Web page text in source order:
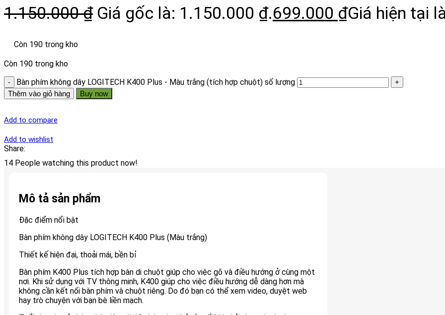
1.150.000₫ Giá gốc là: 1.150.000 ₫.699.000 ₫Giá hiện tại
Còn 190 trong kho
Còn 190 trong kho
Bàn phím không dây LOGITECH K400 Plus - Màu trắng (tích hợp chuột) số lượng
Thêm vào giỏ hàng Buy now
Add to compare
Add to wishlist
Share:
14 People watching this product now!
Mô tả sản phẩm
Đặc điểm nổi bật
Bàn phím không dây LOGITECH K400 Plus (Màu trắng)
Thiết kế hiện đại, thoải mái, bền bỉ
Bàn phím K400 Plus tích hợp bàn di chuột giúp cho việc gõ và điều hướng ở cùng một
nơi. Khi sử dụng với TV thông minh, K400 giúp cho việc điều hướng dễ dàng hơn mà
không cần kết nối bàn phím và chuột riêng. Do đó bạn có thể xem video, duyệt web
hay trò chuyện với bạn bè liền mạch.